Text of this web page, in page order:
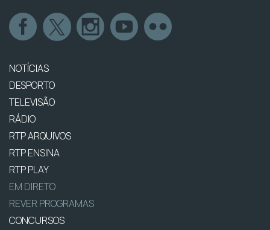
NOTÍCIAS
DESPORTO
TELEVISÃO
RÁDIO
RTP ARQUIVOS
RTP ENSINA
RTP PLAY
EM DIRETO
REVER PROGRAMAS
CONCURSOS